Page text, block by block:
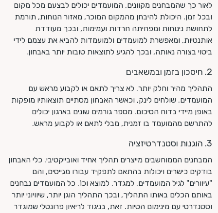
לאור כך שהמבחנים מקוונים, המועמדים יכולים לבצעם מכל מקום
ובכל זמן. היכולת להיבחן מהמקום המוכר, מאזור הנוחות, תורמת
לתחושת נינוחות ומפחיתה חרדות ועמימות, ובכך מעודדת
אותנטיות, ומאפשרת למועמדים ולמועמדות להביא את עצמם לידי
ביטוי בצורה נאותה, ובכך להגיע לתוצאות טובות יותר באבחון.
2. חיסכון בזמן ובמשאבים
התהליך מהיר וחלק יותר. לא צריך לתאם או לקבוע מראש עם
המועמדים. שולחים לינק, וכאשר האבחון מסתיים תוצאותיו מופקות
באופן מיידי בדוח הסיכום. מספר גורמים שונים בארגון יכולים
להתרשם מהמועמד בו זמנית, מבלי לתאם או לקבוע מראש.
3. הוגנות וסטנדרטיזציה
המבחנים הממוחשבים מייצרים תהליך אחיד ואובייקטיבי. כלי האבחון
בודקים כישרים ויכולות בהתאם לתפקיד עבורו מגייסים, והם
"עיוורים" לגיל המועמדים, למגדר, למוצא וכו'. כל המועמדים נבחנים
באותם הכלים באותו התהליך, ובכך התהליך הוגן יותר, שיוויוני יותר
וסטנדרטי עם מינימום הטיות. זאת, בניגוד לריאיון פרונטלי שמוגדר